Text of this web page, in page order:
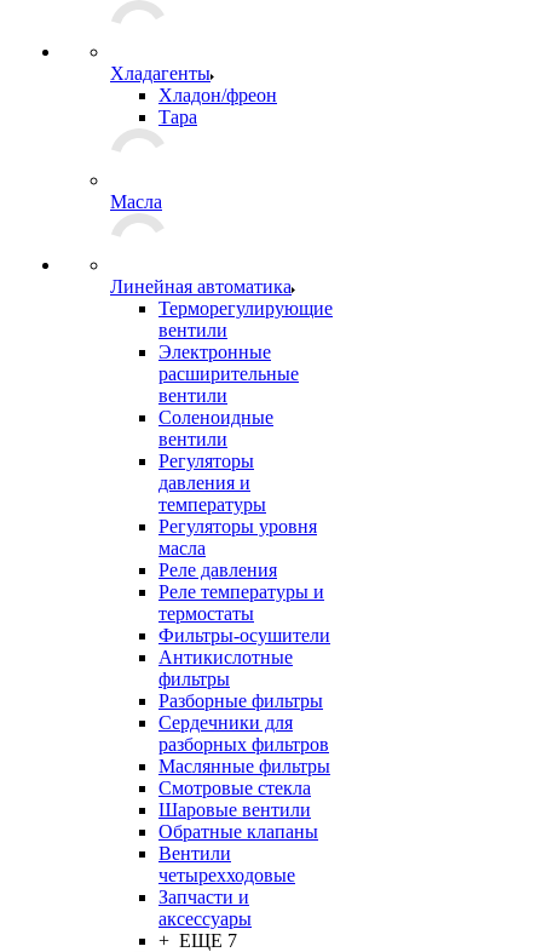
Хладагенты
Хладон/фреон
Тара
Масла
Линейная автоматика
Терморегулирующие
вентили
Электронные
расширительные
вентили
Соленоидные
вентили
Регуляторы
давления и
температуры
Регуляторы уровня
масла
Реле давления
Реле температуры и
термостаты
Фильтры-осушители
Антикислотные
фильтры
Разборные фильтры
Сердечники для
разборных фильтров
Маслянные фильтры
Смотровые стекла
Шаровые вентили
Обратные клапаны
Вентили
четырехходовые
Запчасти и
аксессуары
+ ЕЩЕ 7